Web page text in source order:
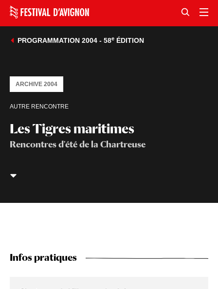
PROGRAMMATION 2004 - 58eÉDITION
Les Tigres maritimes
Rencontres d'été de la Chartreuse
AUTRE RENCONTRE
ARCHIVE 2004
Infos pratiques